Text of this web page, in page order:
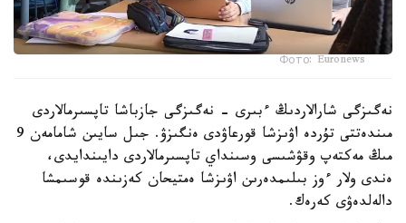
Фото: Euronews
نەگىزگى شارالاردىڭ ءبىرى - نەگىزگى جازباشا تاپسىرمالاردى
مىندەتتى تۇردە اۋىزشا قورعاۋدى ەنگىزۋ. جىل سايىن شامامەن 9
مىڭ مەكتەپ وقۋشىسى وسىنداي تاپسىرمالاردى دايىندايدى،
ەندى ولار ءوز بىلىمدەرىن اۋىزشا ەمتيحان كەزىندە قوسىمشا
دالەلدەۋى كەرەك.